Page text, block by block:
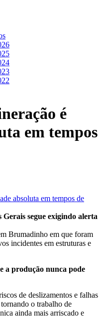
é
em tempos
segue exigindo alerta
Brumadinho em que foram
incidentes em estruturas e
produção nunca pode
de deslizamentos e falhas
o trabalho de
ainda mais arriscado e